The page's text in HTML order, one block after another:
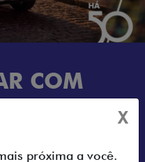
COM
X
próxima a você.